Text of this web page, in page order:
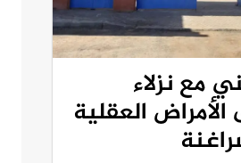
مع نزلاء
العقلية